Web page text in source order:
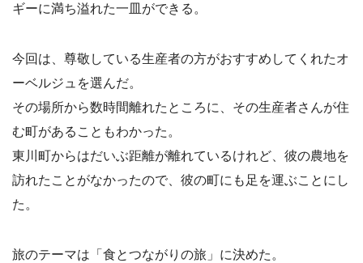
ギーに満ち溢れた一皿ができる。
今回は、尊敬している生産者の方がおすすめしてくれたオ
ーベルジュを選んだ。
その場所から数時間離れたところに、その生産者さんが住
む町があることもわかった。
東川町からはだいぶ距離が離れているけれど、彼の農地を
訪れたことがなかったので、彼の町にも足を運ぶことにし
た。
旅のテーマは「食とつながりの旅」に決めた。